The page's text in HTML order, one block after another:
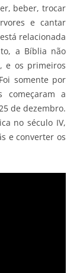
beber, trocar
e cantar
relacionada
a Bíblia não
e os primeiros
somente por
começaram a
de dezembro.
no século IV,
e converter os